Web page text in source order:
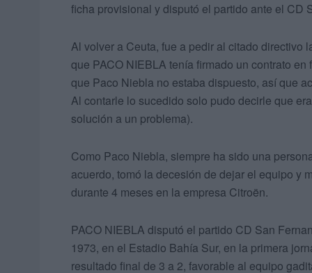
ficha provisional y disputó el partido ante el CD
Al volver a Ceuta, fue a pedir al citado directivo
que PACO NIEBLA tenía firmado un contrato
que Paco Niebla no estaba dispuesto, así que
Al contarle lo sucedido solo pudo decirle que
solución a un problema).
Como Paco Niebla, siempre ha sido una
acuerdo, tomó la decesión de dejar el equipo y
durante 4 meses en la empresa Citroën.
PACO NIEBLA disputó el partido CD San
1973, en el Estadio Bahía Sur, en la primera
resultado final de 3 a 2, favorable al equipo